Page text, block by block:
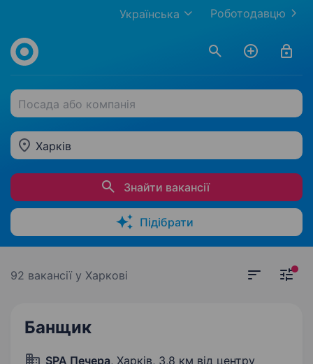
Роботодавцю
Українська
Посада або компанія
Харків
Знайти вакансії
Підібрати
92 вакансії у Харкові
Банщик
SPA Печера, Харків, 3,8 км від центру